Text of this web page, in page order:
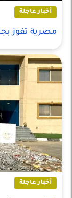
أخبار عاجلة
مصرية تفوز
أخبار عاجلة